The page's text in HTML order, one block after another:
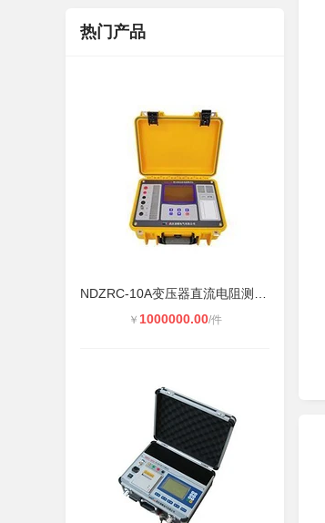
热门产品
￥ 1000000.00/件